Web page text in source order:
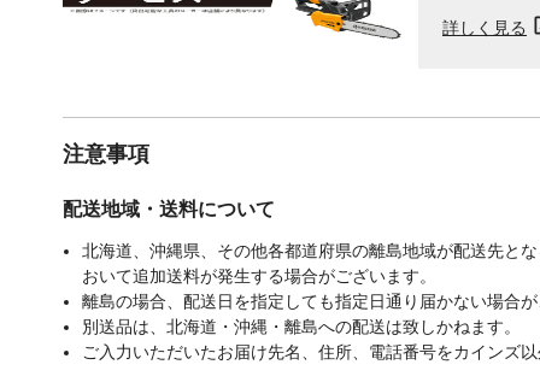
詳しく見る
注意事項
配送地域・送料について
北海道、沖縄県、その他各都道府県の離島地域が配送先と
おいて追加送料が発生する場合がございます。
離島の場合、配送日を指定しても指定日通り届かない場合
別送品は、北海道・沖縄・離島への配送は致しかねます。
ご入力いただいたお届け先名、住所、電話番号をカインズ